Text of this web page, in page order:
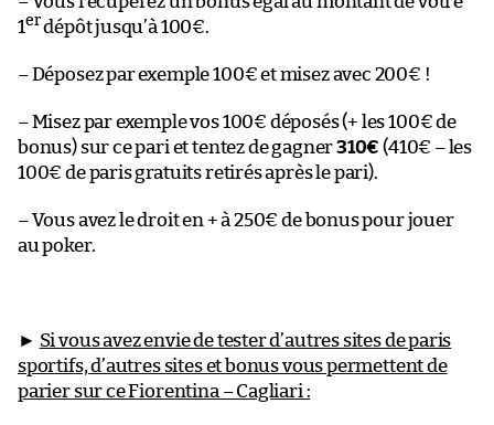
1erdépôt jusqu’à 100€.
– Déposez par exemple 100€ et misez avec 200€ !
– Misez par exemple vos 100€ déposés (+ les 100€ de
bonus) sur ce pari et tentez de gagner310€ (410€ – les
100€ de paris gratuits retirés après le pari).
– Vous avez le droit en + à 250€ de bonus pour jouer
au poker.
► Si vous avez envie de tester d’autres sites de paris
sportifs, d’autres sites et bonus vous permettent de
parier sur ce Fiorentina – Cagliari :